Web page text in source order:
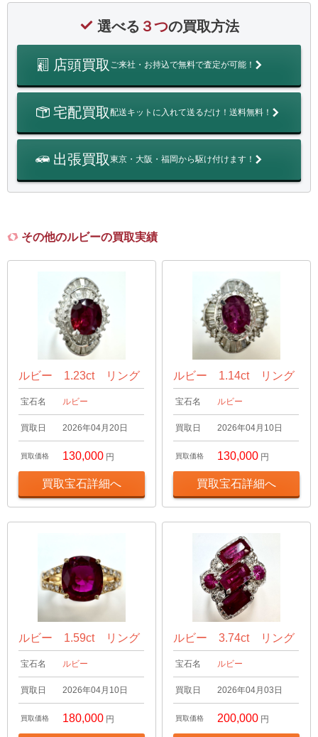
選べる ３つの買取方法
店頭買取 ご来社・お持込で無料で査定が可能！
宅配買取配送キットに入れて送るだけ！送料無料！
出張買取東京・大阪・福岡から駆け付けます！
その他のルビーの買取実績
ルビー 1.23ct リング
宝石名 ルビー
買取日 2026年04月20日
買取価格 130,000 円
買取宝石詳細へ
ルビー 1.14ct リング
宝石名 ルビー
買取日 2026年04月10日
買取価格 130,000 円
買取宝石詳細へ
ルビー 1.59ct リング
宝石名 ルビー
買取日 2026年04月10日
買取価格 180,000 円
ルビー 3.74ct リング
宝石名 ルビー
買取日 2026年04月03日
買取価格 200,000 円